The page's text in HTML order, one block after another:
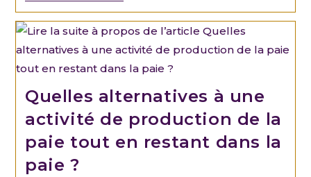
Quelles alternatives à une
activité de production de la
paie tout en restant dans la
paie ?